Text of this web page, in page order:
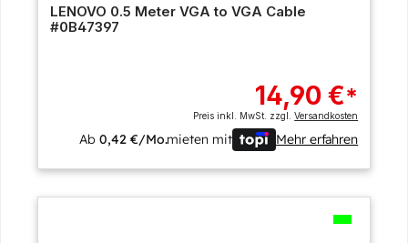
LENOVO 0.5 Meter VGA to VGA Cable
#0B47397
14,90 €*
Preis inkl. MwSt. zzgl.Versandkosten
Ab0,42 €/Mo.mieten mit Mehr erfahren